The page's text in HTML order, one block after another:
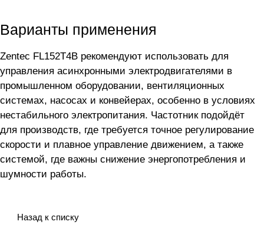
Варианты применения
Zentec FL152T4B рекомендуют использовать для
управления асинхронными электродвигателями в
промышленном оборудовании, вентиляционных
системах, насосах и конвейерах, особенно в условиях
нестабильного электропитания. Частотник подойдёт
для производств, где требуется точное регулирование
скорости и плавное управление движением, а также
системой, где важны снижение энергопотребления и
шумности работы.
Назад к списку